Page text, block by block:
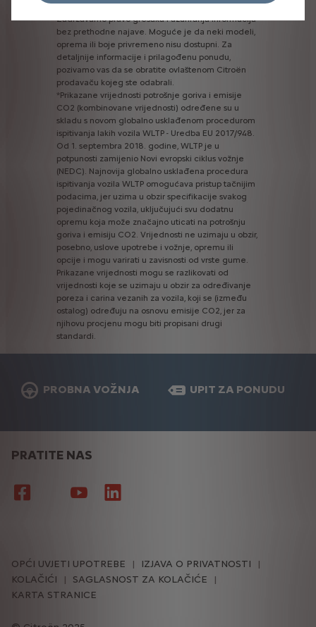
PDV-om) bez uzimanja u obzir trenutnih popusta.
Zadržavamo pravo grešaka i ažuriranja informacija
bez prethodne najave. Moguće je da neki modeli,
oprema ili boje privremeno nisu dostupni. Za
detaljnije informacije i prilagođenu ponudu,
pozivamo vas da se obratite ovlaštenom Citroën
prodavaču kojeg ste odabrali.
*Prikazane vrijednosti potrošnje goriva i emisije
CO2 (kombinovane vrijednosti) određene su u
skladu s novom globalno usklađenom procedurom
ispitivanja lakih vozila WLTP - Uredba EU 2017/948.
Od 1. septembra 2018. godine, WLTP je u
potpunosti zamijenio Novi evropski ciklus vožnje
(NEDC). Najnovija globalno usklađena procedura
ispitivanja vozila WLTP omogućava pristup tačnijim
podacima, jer uzima u obzir specifikacije svakog
pojedinačnog vozila, uključujući svu dodatnu
opremu koja može značajno uticati na potrošnju
goriva i emisiju CO2. Vrijednosti ne uzimaju u obzir,
posebno, uslove upotrebe i vožnje, opremu ili
opcije i mogu varirati u zavisnosti od vrste gume.
Prikazane vrijednosti mogu se razlikovati od
vrijednosti koje se uzimaju u obzir za određivanje
poreza i carina vezanih za vozila, koji se (između
ostalog) određuju na osnovu emisije CO2, jer za
njihovu procjenu mogu biti propisani drugi
standardi.
PROBNA VOŽNJA UPIT ZA PONUDU
PRATITE NAS
OPĆI UVJETI UPOTREBE
IZJAVA O PRIVATNOSTI
KOLAČIĆI
SAGLASNOST ZA KOLAČIĆE
KARTA STRANICE